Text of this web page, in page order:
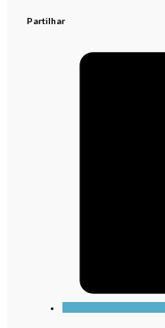
Partilhar